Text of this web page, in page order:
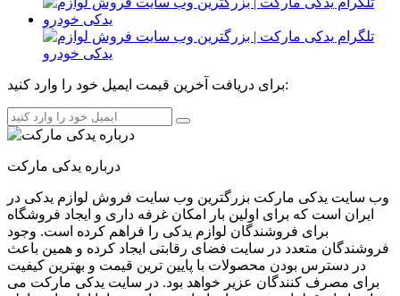
برای دریافت آخرین قیمت ایمیل خود را وارد کنید:
درباره یدکی مارکت
وب سایت یدکی مارکت بزرگترین وب سایت فروش لوازم یدکی در
ایران است که برای اولین بار امکان غرفه داری و ایجاد فروشگاه
برای فروشندگان لوازم یدکی را فراهم کرده است. وجود
فروشندگان متعدد در سایت فضای رقابتی ایجاد کرده و همین باعث
در دسترس بودن محصولات با پایین ترین قیمت و بهترین کیفیت
برای مصرف کنندگان عزیر خواهد بود. در سایت یدکی مارکت می